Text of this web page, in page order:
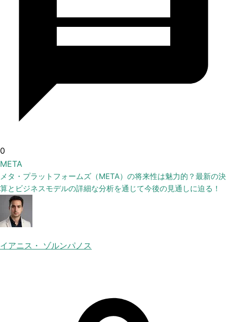
0
META
メタ・プラットフォームズ（META）の将来性は魅力的？最新の決
算とビジネスモデルの詳細な分析を通じて今後の見通しに迫る！
イアニス・ ゾルンパノス